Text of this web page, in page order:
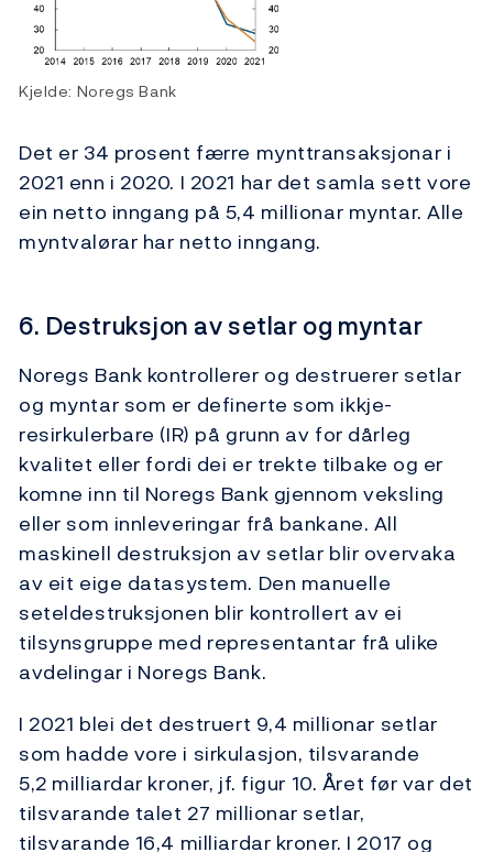
Kjelde: Noregs Bank
Det er 34 prosent færre mynttransaksjonar i
2021 enn i 2020. I 2021 har det samla sett vore
ein netto inngang på 5,4 millionar myntar. Alle
myntvalørar har netto inngang.
6. Destruksjon av setlar og myntar
Noregs Bank kontrollerer og destruerer setlar
og myntar som er definerte som ikkje-
resirkulerbare (IR) på grunn av for dårleg
kvalitet eller fordi dei er trekte tilbake og er
komne inn til Noregs Bank gjennom veksling
eller som innleveringar frå bankane. All
maskinell destruksjon av setlar blir overvaka
av eit eige datasystem. Den manuelle
seteldestruksjonen blir kontrollert av ei
tilsynsgruppe med representantar frå ulike
avdelingar i Noregs Bank.
I 2021 blei det destruert 9,4 millionar setlar
som hadde vore i sirkulasjon, tilsvarande
5,2 milliardar kroner, jf. figur 10. Året før var det
tilsvarande talet 27 millionar setlar,
tilsvarande 16,4 milliardar kroner. I 2017 og